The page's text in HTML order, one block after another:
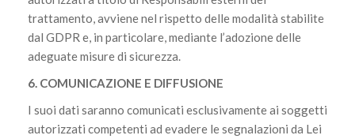
trattamento, avviene nel rispetto delle modalità stabilite
dal GDPR e, in particolare, mediante l’adozione delle
adeguate misure di sicurezza.
6. COMUNICAZIONE E DIFFUSIONE
I suoi dati saranno comunicati esclusivamente ai soggetti
autorizzati competenti ad evadere le segnalazioni da Lei